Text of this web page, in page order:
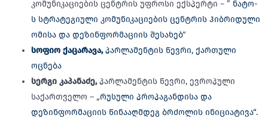
კომუნიკაციების ცენტრის უფროსი ექსპერტი – ” ნატო-
ს სტრატეგიული კომუნიკაციების ცენტრის ჰიბრიდული
ომისა და დეზინფორმაციის შესახებ“
სოფიო ქაცარავა,პარლამენტის წევრი, ქართული
ოცნება
სერგი კაპანაძე,პარლამენტის წევრი, ევროპული
საქართველო – „რუსული პროპაგანდისა და
დეზინფორმაციის წინააღმდეგ ბრძოლის ინიციატივა“.